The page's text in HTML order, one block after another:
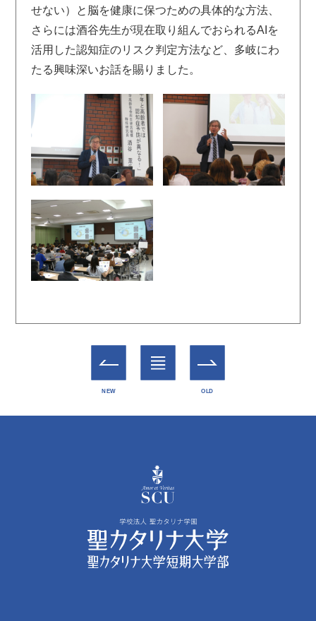
せない）と脳を健康に保つための具体的な方法、
さらには酒谷先生が現在取り組んでおられるAIを
活用した認知症のリスク判定方法など、多岐にわ
たる興味深いお話を賜りました。
NEW OLD